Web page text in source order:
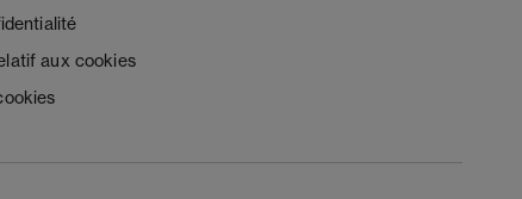
aux cookies